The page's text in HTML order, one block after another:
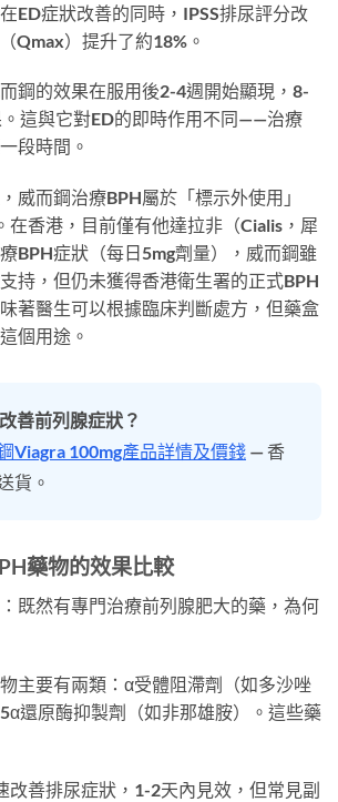
ED症狀改善的同時，IPSS排尿評分改
Qmax）提升了約18%。
鋼的效果在服用後2-4週開始顯現，8-
這與它對ED的即時作用不同——治療
段時間。
威而鋼治療BPH屬於「標示外使用」
在香港，目前僅有他達拉非（Cialis，犀
BPH症狀（每日5mg劑量），威而鋼雖
持，但仍未獲得香港衛生署的正式BPH
著醫生可以根據臨床判斷處方，但藥盒
個用途。
善前列腺症狀？
Viagra 100mg產品詳情及價錢 — 香
貨。
藥物的效果比較
既然有專門治療前列腺肥大的藥，為何
主要有兩類：α受體阻滯劑（如多沙唑
還原酶抑製劑（如非那雄胺）。這些藥
改善排尿症狀，1-2天內見效，但常見副